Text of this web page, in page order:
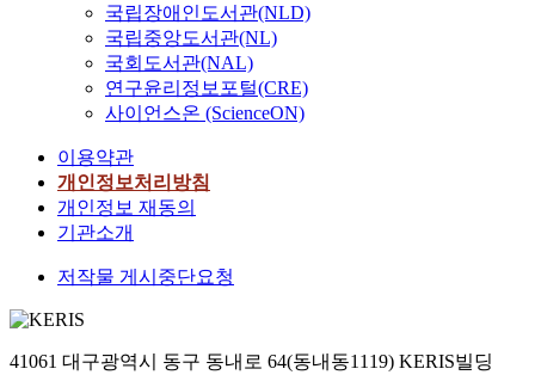
국립장애인도서관(NLD)
국립중앙도서관(NL)
국회도서관(NAL)
연구윤리정보포털(CRE)
사이언스온 (ScienceON)
이용약관
개인정보처리방침
개인정보 재동의
기관소개
저작물 게시중단요청
41061 대구광역시 동구 동내로 64(동내동1119) KERIS빌딩